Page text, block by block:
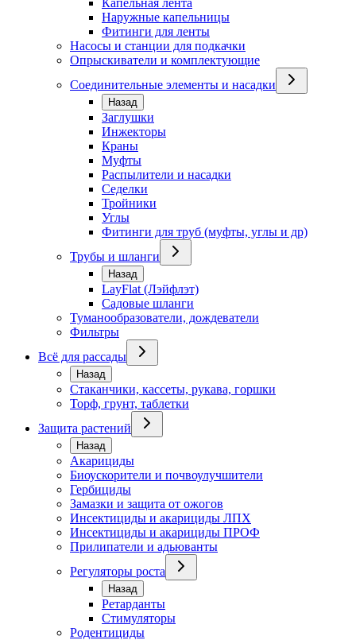
Наружные капельницы
Фитинги для ленты
Насосы и станции для подкачки
Опрыскиватели и комплектующие
Соединительные элементы и насадки
Назад
Заглушки
Инжекторы
Краны
Муфты
Распылители и насадки
Седелки
Тройники
Углы
Фитинги для труб (муфты, углы и др)
Трубы и шланги
Назад
LayFlat (Лэйфлэт)
Садовые шланги
Туманообразователи, дождеватели
Фильтры
Всё для рассады
Назад
Стаканчики, кассеты, рукава, горшки
Торф, грунт, таблетки
Защита растений
Назад
Акарициды
Биоускорители и почвоулучшители
Гербициды
Замазки и защита от ожогов
Инсектициды и акарициды ЛПХ
Инсектициды и акарициды ПРОФ
Прилипатели и адьюванты
Регуляторы роста
Назад
Ретарданты
Стимуляторы
Родентициды